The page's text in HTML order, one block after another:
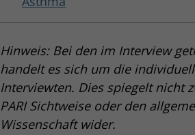
Hinweis: Bei den im Interview
handelt es sich um die
Interviewten. Dies spiegelt nicht
PARI Sichtweise oder den
Wissenschaft wider.